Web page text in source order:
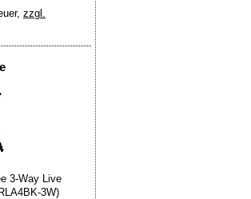
, zzgl.
3-Way Live
3W)